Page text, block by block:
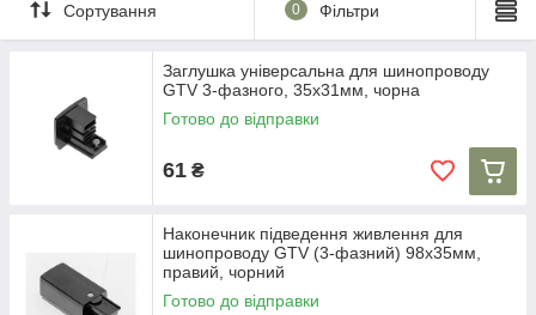
Сортування 0 Фільтри
Заглушка універсальна для шинопроводу
GTV 3-фазного, 35x31мм, чорна
Готово до відправки
61 ₴
Наконечник підведення живлення для
шинопроводу GTV (3-фазний) 98x35мм,
правий, чорний
Готово до відправки